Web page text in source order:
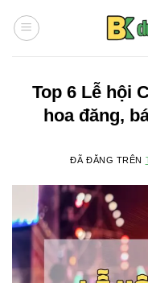
đến
Top 6 Lễ hội
hoa đăng,
ĐÃ ĐĂNG TRÊN